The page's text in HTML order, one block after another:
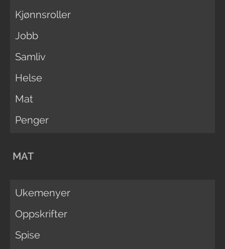
Kjønnsroller
Jobb
Samliv
Helse
Mat
Penger
MAT
Ukemenyer
Oppskrifter
Spise